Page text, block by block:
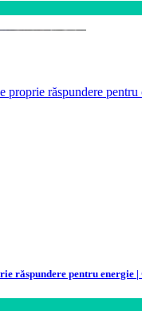
ape turcoaz și nisip alb,
răspundere pentru energie